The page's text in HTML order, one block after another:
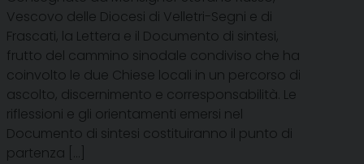
Vescovo delle Diocesi di Velletri-Segni e di
Frascati, la Lettera e il Documento di sintesi,
frutto del cammino sinodale condiviso che ha
coinvolto le due Chiese locali in un percorso di
ascolto, discernimento e corresponsabilità. Le
riflessioni e gli orientamenti emersi nel
Documento di sintesi costituiranno il punto di
partenza […]